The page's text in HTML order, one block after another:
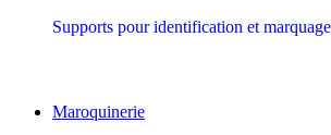
Supports pour identification et marquage
Maroquinerie